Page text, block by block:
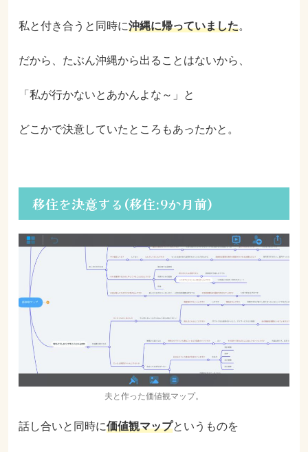
私と付き合うと同時に沖縄に帰っていました。
だから、たぶん沖縄から出ることはないから、
「私が行かないとあかんよな～」と
どこかで決意していたところもあったかと。
移住を決意する(移住:9か月前)
夫と作った価値観マップ。
話し合いと同時に価値観マップというものを